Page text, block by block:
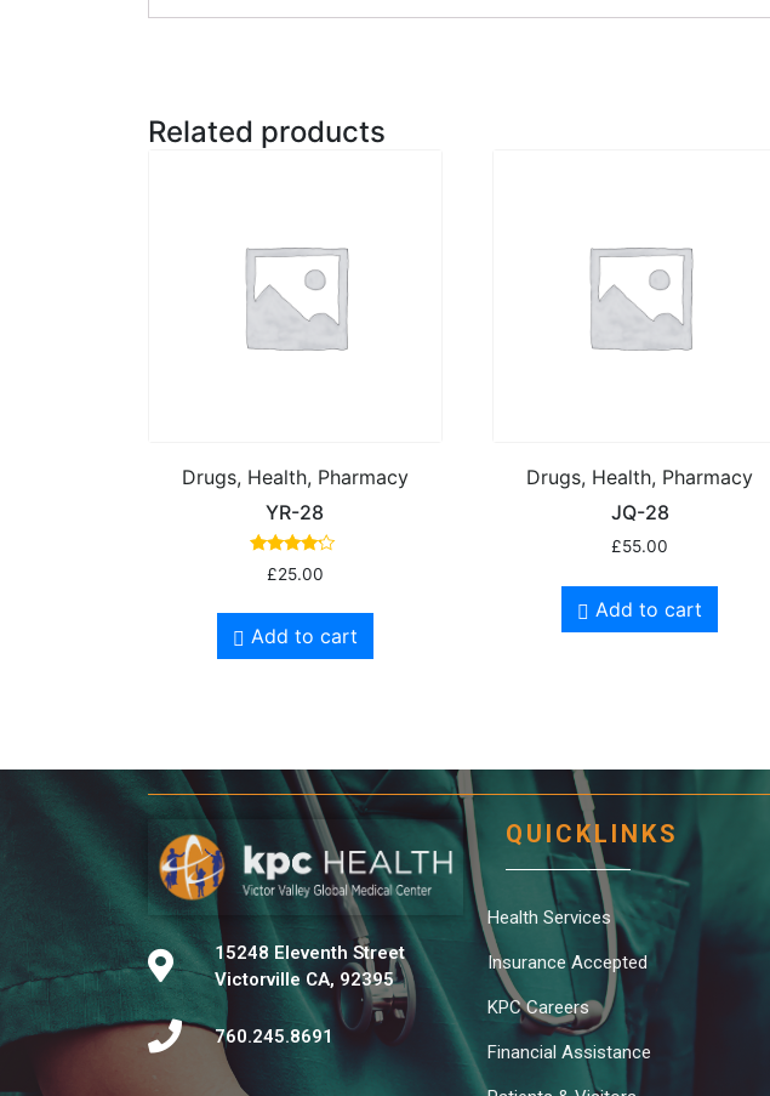
Related products
Drugs, Health, Pharmacy
YR-28
Rated
4.00
£25.00
Add to cart
Drugs, Health, Pharmacy
JQ-28
£55.00
Add to cart
15248 Eleventh Street
Victorville CA, 92395
760.245.8691
QUICKLINKS
Health Services
Insurance Accepted
KPC Careers
Financial Assistance